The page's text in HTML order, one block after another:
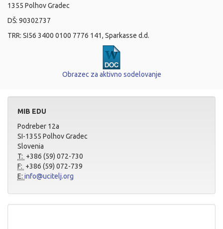
1355 Polhov Gradec
DŠ: 90302737
TRR: SI56 3400 0100 7776 141, Sparkasse d.d.
Obrazec za aktivno sodelovanje
MIB EDU
Podreber 12a
SI-1355 Polhov Gradec
Slovenia
T: +386 (59) 072-730
F: +386 (59) 072-739
E: info@ucitelj.org